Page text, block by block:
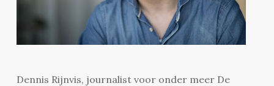
Dennis Rijnvis, journalist voor onder meer De